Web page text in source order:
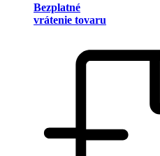
Bezplatné
vrátenie tovaru